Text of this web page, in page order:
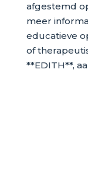
afgestemd
meer
educatieve
of
**EDITH**,